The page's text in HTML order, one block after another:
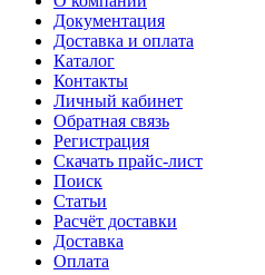
Документация
Доставка и оплата
Каталог
Контакты
Личный кабинет
Обратная связь
Регистрация
Скачать прайс-лист
Поиск
Статьи
Расчёт доставки
Доставка
Оплата